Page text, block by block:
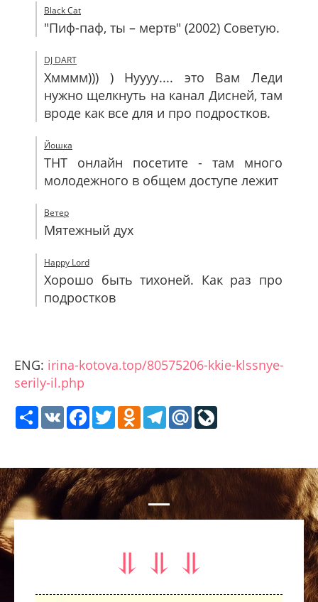
Black Cat
"Пиф-паф, ты – мертв" (2002) Советую.
DJ DART
Хмммм))) ) Нуууу.... это Вам Леди
нужно щелкнуть на канал Дисней, там
вроде как все для и про подростков.
Йошка
ТНТ онлайн посетите - там много
молодежного в общем доступе лежит
Ветер
Мятежный дух
Happy Lord
Хорошо быть тихоней. Как раз про
подростков
ENG: irina-kotova.top/80575206-kkie-klssnye-
serily-il.php
ShareVK Facebook
TwitterOdnoklassniki
Telegram
Mail.Ru
⥥ ⥥ ⥥